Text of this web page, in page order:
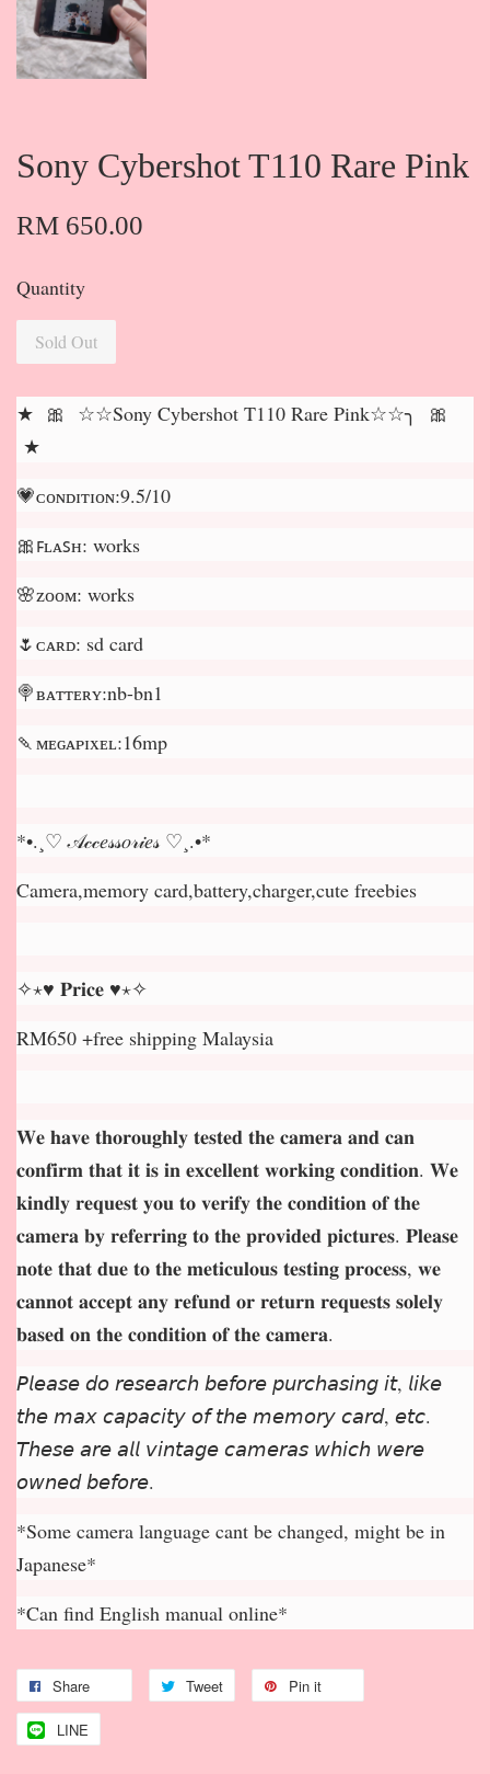
Sony Cybershot T110 Rare Pink
RM 650.00
Quantity
Sold Out
★ 🎀 ☆☆Sony Cybershot T110 Rare Pink☆☆╮ 🎀
★
💗ᴄᴏɴᴅɪᴛɪᴏɴ:9.5/10
🎀ꜰʟᴀꜱʜ: works
🌸ᴢᴏᴏᴍ: works
🌷ᴄᴀʀᴅ: sd card
🍭ʙᴀᴛᴛᴇʀʏ:nb-bn1
🍡ᴍᴇɢᴀᴘɪxᴇʟ:16mp
*•.¸♡ 𝒜𝒸𝒸𝑒𝓈𝓈𝑜𝓇𝒾𝑒𝓈 ♡¸.•*
Camera,memory card,battery,charger,cute freebies
✧⋆♥ 𝐏𝐫𝐢𝐜𝐞 ♥⋆✧
RM650 +free shipping Malaysia
𝐖𝐞 𝐡𝐚𝐯𝐞 𝐭𝐡𝐨𝐫𝐨𝐮𝐠𝐡𝐥𝐲 𝐭𝐞𝐬𝐭𝐞𝐝 𝐭𝐡𝐞 𝐜𝐚𝐦𝐞𝐫𝐚 𝐚𝐧𝐝 𝐜𝐚𝐧
𝐜𝐨𝐧𝐟𝐢𝐫𝐦 𝐭𝐡𝐚𝐭 𝐢𝐭 𝐢𝐬 𝐢𝐧 𝐞𝐱𝐜𝐞𝐥𝐥𝐞𝐧𝐭 𝐰𝐨𝐫𝐤𝐢𝐧𝐠 𝐜𝐨𝐧𝐝𝐢𝐭𝐢𝐨𝐧. 𝐖𝐞
𝐤𝐢𝐧𝐝𝐥𝐲 𝐫𝐞𝐪𝐮𝐞𝐬𝐭 𝐲𝐨𝐮 𝐭𝐨 𝐯𝐞𝐫𝐢𝐟𝐲 𝐭𝐡𝐞 𝐜𝐨𝐧𝐝𝐢𝐭𝐢𝐨𝐧 𝐨𝐟 𝐭𝐡𝐞
𝐜𝐚𝐦𝐞𝐫𝐚 𝐛𝐲 𝐫𝐞𝐟𝐞𝐫𝐫𝐢𝐧𝐠 𝐭𝐨 𝐭𝐡𝐞 𝐩𝐫𝐨𝐯𝐢𝐝𝐞𝐝 𝐩𝐢𝐜𝐭𝐮𝐫𝐞𝐬. 𝐏𝐥𝐞𝐚𝐬𝐞
𝐧𝐨𝐭𝐞 𝐭𝐡𝐚𝐭 𝐝𝐮𝐞 𝐭𝐨 𝐭𝐡𝐞 𝐦𝐞𝐭𝐢𝐜𝐮𝐥𝐨𝐮𝐬 𝐭𝐞𝐬𝐭𝐢𝐧𝐠 𝐩𝐫𝐨𝐜𝐞𝐬𝐬, 𝐰𝐞
𝐜𝐚𝐧𝐧𝐨𝐭 𝐚𝐜𝐜𝐞𝐩𝐭 𝐚𝐧𝐲 𝐫𝐞𝐟𝐮𝐧𝐝 𝐨𝐫 𝐫𝐞𝐭𝐮𝐫𝐧 𝐫𝐞𝐪𝐮𝐞𝐬𝐭𝐬 𝐬𝐨𝐥𝐞𝐥𝐲
𝐛𝐚𝐬𝐞𝐝 𝐨𝐧 𝐭𝐡𝐞 𝐜𝐨𝐧𝐝𝐢𝐭𝐢𝐨𝐧 𝐨𝐟 𝐭𝐡𝐞 𝐜𝐚𝐦𝐞𝐫𝐚.
𝘗𝘭𝘦𝘢𝘴𝘦 𝘥𝘰 𝘳𝘦𝘴𝘦𝘢𝘳𝘤𝘩 𝘣𝘦𝘧𝘰𝘳𝘦 𝘱𝘶𝘳𝘤𝘩𝘢𝘴𝘪𝘯𝘨 𝘪𝘵, 𝘭𝘪𝘬𝘦
𝘵𝘩𝘦 𝘮𝘢𝘹 𝘤𝘢𝘱𝘢𝘤𝘪𝘵𝘺 𝘰𝘧 𝘵𝘩𝘦 𝘮𝘦𝘮𝘰𝘳𝘺 𝘤𝘢𝘳𝘥, 𝘦𝘵𝘤.
𝘛𝘩𝘦𝘴𝘦 𝘢𝘳𝘦 𝘢𝘭𝘭 𝘷𝘪𝘯𝘵𝘢𝘨𝘦 𝘤𝘢𝘮𝘦𝘳𝘢𝘴 𝘸𝘩𝘪𝘤𝘩 𝘸𝘦𝘳𝘦
𝘰𝘸𝘯𝘦𝘥 𝘣𝘦𝘧𝘰𝘳𝘦.
*Some camera language cant be changed, might be in
Japanese*
*Can find English manual online*
Share Tweet Pin it
LINE